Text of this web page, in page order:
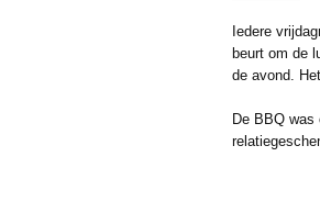
Iedere
beurt om de
de avond.
De BBQ